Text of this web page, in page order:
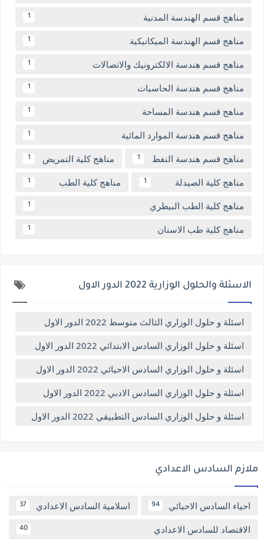
مناهج قسم الهندسة المدنية 1
مناهج قسم الهندسة الميكانيكية 1
مناهج قسم هندسة الالكترونيك والاتصالات 1
مناهج قسم هندسة الحاسبات 1
مناهج قسم هندسة المساحة 1
مناهج قسم هندسة الموارد المائية 1
مناهج قسم هندسة النفط 1 مناهج كلية التمريض 1
مناهج كلية الصيدلة 1 مناهج كلية الطب 1
مناهج كلية الطب البيطري 1
مناهج كلية طب الاسنان 1
الاسئلة والحلول الوزارية 2022 الدور الاول
اسئلة و حلول الوزاري الثالث متوسط 2022 الدور الاول
اسئلة و حلول الوزاري السادس الابتدائي 2022 الدور الاول
اسئلة و حلول الوزاري السادس الاحيائي 2022 الدور الاول
اسئلة و حلول الوزاري السادس الادبي 2022 الدور الاول
اسئلة و حلول الوزاري السادس التطبيقي 2022 الدور الاول
ملازم السادس الاعدادي
احياء السادس الاحيائي 94 اسلامية السادس الاعدادي 37
الاقتصاد للسادس الاعدادي 40